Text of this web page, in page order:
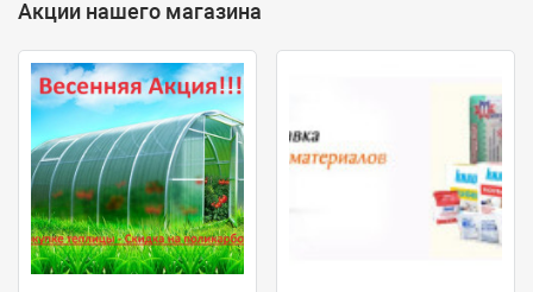
Акции нашего магазина